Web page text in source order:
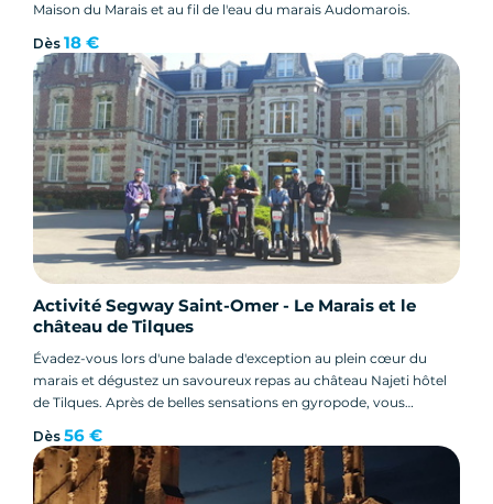
Maison du Marais et au fil de l'eau du marais Audomarois.
Dès 18 €
Activité Segway Saint-Omer - Le Marais et le
château de Tilques
Évadez-vous lors d'une balade d'exception au plein cœur du
marais et dégustez un savoureux repas au château Najeti hôtel
de Tilques. Après de belles sensations en gyropode, vous
cette formule exclusive.
Dès 56 €